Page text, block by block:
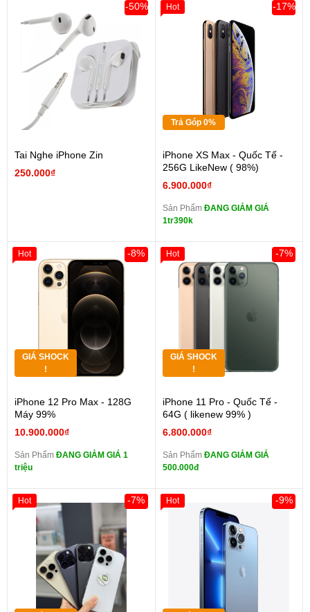
Tai Nghe iPhone Zin
250.000₫
-50%
Trả Góp 0%
iPhone XS Max - Quốc Tế -
256G LikeNew ( 98%)
6.900.000₫
-17%
Sản Phẩm ĐANG GIẢM GIÁ
1tr390k
Hot
GIÁ SHOCK
!
iPhone 12 Pro Max - 128G
Máy 99%
10.900.000₫
-8%
Sản Phẩm ĐANG GIẢM GIÁ 1
triệu
Hot
GIÁ SHOCK
!
iPhone 11 Pro - Quốc Tế -
64G ( likenew 99% )
6.800.000₫
-7%
Sản Phẩm ĐANG GIẢM GIÁ
500.000đ
Hot
-7%
Hot -9%
Hot